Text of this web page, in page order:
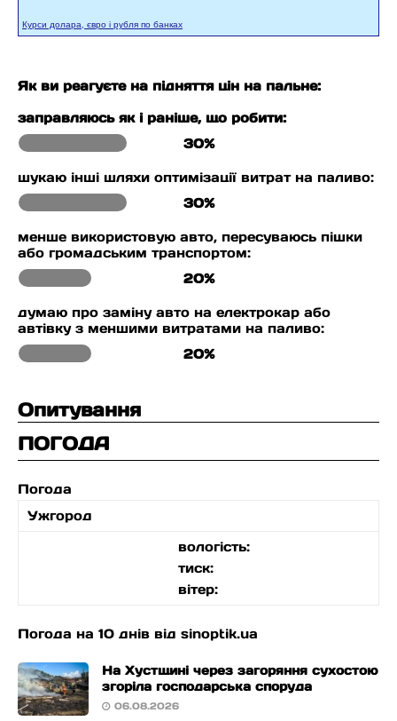
Курси долара, євро і рубля по банках
Як ви реагуєте на підняття цін на пальне:
заправляюсь як і раніше, що робити:
30%
шукаю інші шляхи оптимізації витрат на паливо:
30%
менше використовую авто, пересуваюсь пішки
або громадським транспортом:
20%
думаю про заміну авто на електрокар або
автівку з меншими витратами на паливо:
20%
Опитування
ПОГОДА
Погода
Ужгород
вологість:
тиск:
вітер:
Погода на 10 днів від sinoptik.ua
На Хустщині через загоряння сухостою
згоріла господарська споруда
06.08.2026